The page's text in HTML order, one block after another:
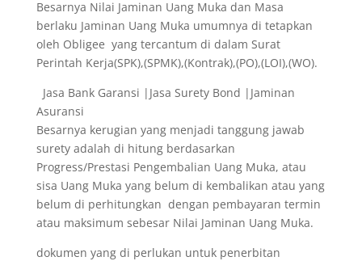
Besarnya Nilai Jaminan Uang Muka dan Masa
berlaku Jaminan Uang Muka umumnya di tetapkan
oleh Obligee yang tercantum di dalam Surat
Perintah Kerja(SPK),(SPMK),(Kontrak),(PO),(LOI),(WO).
Jasa Bank Garansi |Jasa Surety Bond |Jaminan
Asuransi
Besarnya kerugian yang menjadi tanggung jawab
surety adalah di hitung berdasarkan
Progress/Prestasi Pengembalian Uang Muka, atau
sisa Uang Muka yang belum di kembalikan atau yang
belum di perhitungkan dengan pembayaran termin
atau maksimum sebesar Nilai Jaminan Uang Muka.
dokumen yang di perlukan untuk penerbitan